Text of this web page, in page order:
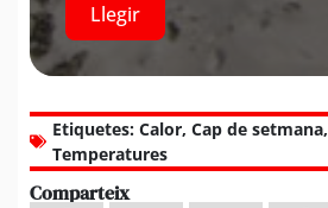
Llegir
Etiquetes: Calor, Cap de setmana,
Temperatures
Comparteix